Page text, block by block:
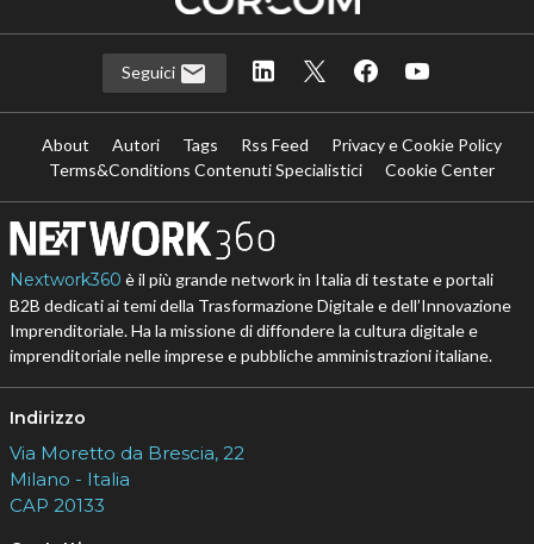
Seguici
About Autori Tags Rss Feed
Privacy e Cookie Policy
Terms&Conditions Contenuti Specialistici
Cookie Center
Nextwork360 è il più grande network in Italia di testate e portali
B2B dedicati ai temi della Trasformazione Digitale e dell’Innovazione
Imprenditoriale. Ha la missione di diffondere la cultura digitale e
imprenditoriale nelle imprese e pubbliche amministrazioni italiane.
Indirizzo
Via Moretto da Brescia, 22
Milano - Italia
CAP 20133